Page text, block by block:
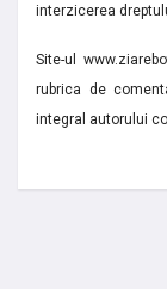
interzicerea
Site-ul
rubrica de
integral autorului